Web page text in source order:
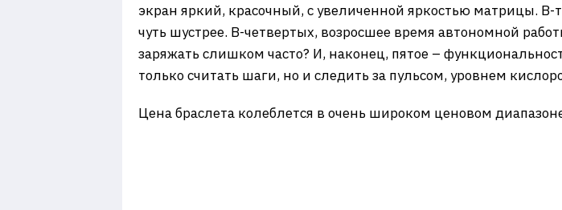
экран яркий, красочный, с увеличенной яркостью матрицы. В-
чуть шустрее. В-четвертых, возросшее время автономной
заряжать слишком часто? И, наконец, пятое –
только считать шаги, но и следить за пульсом, уровнем
Цена браслета колеблется в очень широком ценовом